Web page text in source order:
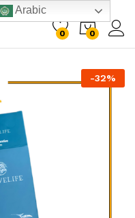
0 0
-32%
Arabic